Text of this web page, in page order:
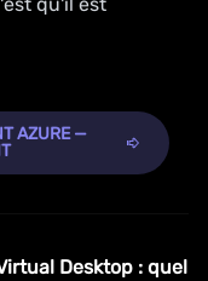
AZURE —
Desktop : quel